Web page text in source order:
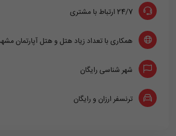
24/7 ارتباط با مشتری
همکاری با تعداد زیاد هتل و هتل آپارتمان
شهر شناسی رایگان
ترنسفر ارزان و رایگان